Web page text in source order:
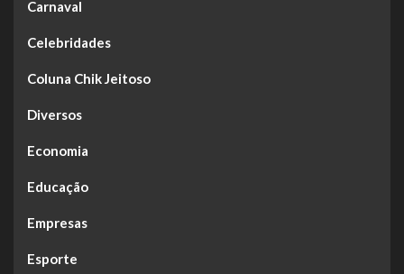
Carnaval
Celebridades
Coluna Chik Jeitoso
Diversos
Economia
Educação
Empresas
Esporte